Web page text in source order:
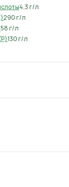
4,3 г/л
290 г/л
58 г/л
130 г/л